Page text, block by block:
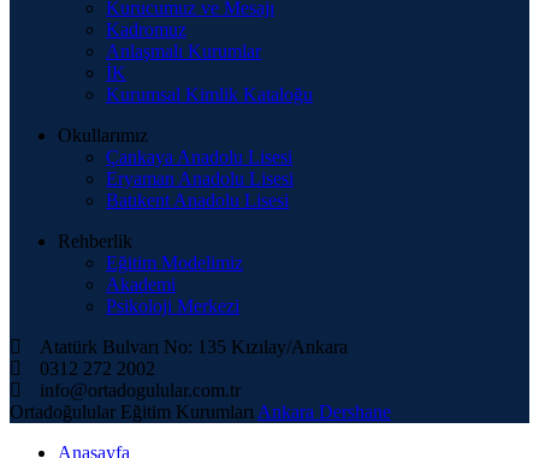
Kurucumuz ve Mesajı
Kadromuz
Anlaşmalı Kurumlar
İK
Kurumsal Kimlik Kataloğu
Okullarımız
Çankaya Anadolu Lisesi
Eryaman Anadolu Lisesi
Batıkent Anadolu Lisesi
Rehberlik
Eğitim Modelimiz
Akademi
Psikoloji Merkezi
Atatürk Bulvarı No: 135 Kızılay/Ankara
0312 272 2002
info@ortadogulular.com.tr
Ortadoğulular Eğitim Kurumları Ankara Dershane
Anasayfa